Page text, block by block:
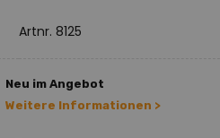
Artnr. 8125
Neu im Angebot
Weitere Informationen >